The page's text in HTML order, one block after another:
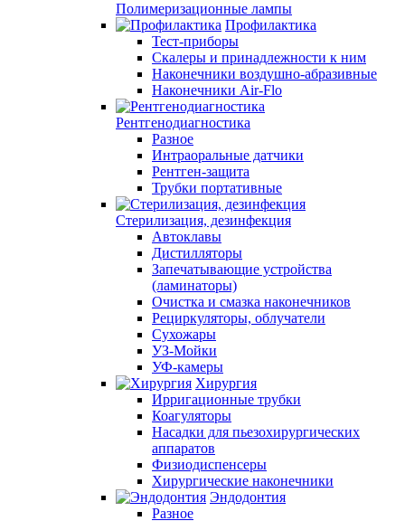
Полимеризационные лампы
Профилактика
Тест-приборы
Скалеры и принадлежности к ним
Наконечники воздушно-абразивные
Наконечники Air-Flo
Рентгенодиагностика
Разное
Интраоральные датчики
Рентген-защита
Трубки портативные
Стерилизация, дезинфекция
Автоклавы
Дистилляторы
Запечатывающие устройства
(ламинаторы)
Очистка и смазка наконечников
Рециркуляторы, облучатели
Сухожары
УЗ-Мойки
УФ-камеры
Хирургия
Ирригационные трубки
Коагуляторы
Насадки для пьезохирургических
аппаратов
Физиодиспенсеры
Хирургические наконечники
Эндодонтия
Разное